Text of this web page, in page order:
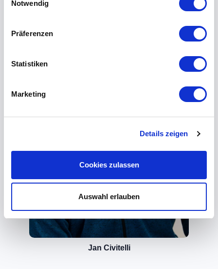
Notwendig
Präferenzen
Statistiken
Marketing
Details zeigen
Cookies zulassen
Auswahl erlauben
Jan Civitelli